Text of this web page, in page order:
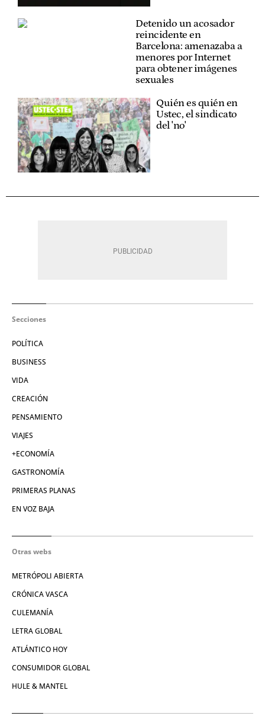
Detenido un acosador
reincidente en
Barcelona: amenazaba a
menores por Internet
para obtener imágenes
sexuales
Quién es quién en
Ustec, el sindicato
del 'no'
Secciones
POLÍTICA
BUSINESS
VIDA
CREACIÓN
PENSAMIENTO
VIAJES
+ECONOMÍA
GASTRONOMÍA
PRIMERAS PLANAS
EN VOZ BAJA
Otras webs
METRÓPOLI ABIERTA
CRÓNICA VASCA
CULEMANÍA
LETRA GLOBAL
ATLÁNTICO HOY
CONSUMIDOR GLOBAL
HULE & MANTEL